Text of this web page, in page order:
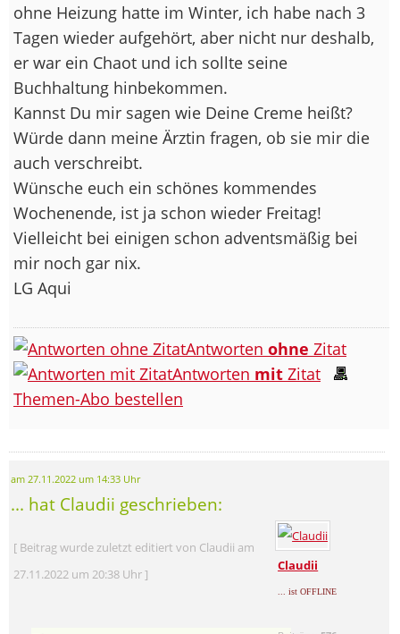
ohne Heizung hatte im Winter, ich habe nach 3
Tagen wieder aufgehört, aber nicht nur deshalb,
er war ein Chaot und ich sollte seine
Buchhaltung hinbekommen.
Kannst Du mir sagen wie Deine Creme heißt?
Würde dann meine Ärztin fragen, ob sie mir die
auch verschreibt.
Wünsche euch ein schönes kommendes
Wochenende, ist ja schon wieder Freitag!
Vielleicht bei einigen schon adventsmäßig bei
mir noch gar nix.
LG Aqui
Antworten ohne Zitat
Antworten mit Zitat
Themen-Abo bestellen
am 27.11.2022 um 14:33 Uhr
... hat Claudii geschrieben:
Claudii
... ist OFFLINE
[ Beitrag wurde zuletzt editiert von Claudii am
27.11.2022 um 20:38 Uhr ]